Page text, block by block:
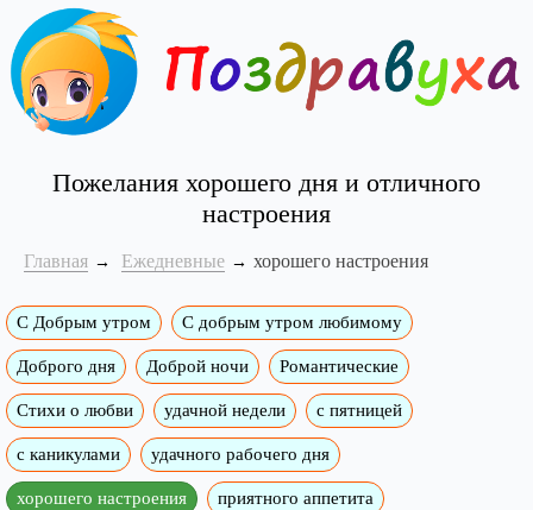
Пожелания хорошего дня и отличного
настроения
Главная Ежедневные хорошего настроения
С Добрым утром C добрым утром любимому
Доброго дня Доброй ночи Романтические
Стихи о любви удачной недели c пятницей
с каникулами удачного рабочего дня
хорошего настроения приятного аппетита